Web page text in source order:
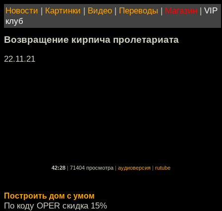
Новости | Картинки | Видео | Переводы | Магазин | VIP
клуб
Возвращение кирпича пролетариата
22.11.21
42:28 71404 просмотра аудиоверсия rutube
Построить дом с умом
По коду OPER скидка 15%